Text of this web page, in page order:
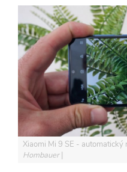
Xiaomi Mi 9 SE -
Hombauer